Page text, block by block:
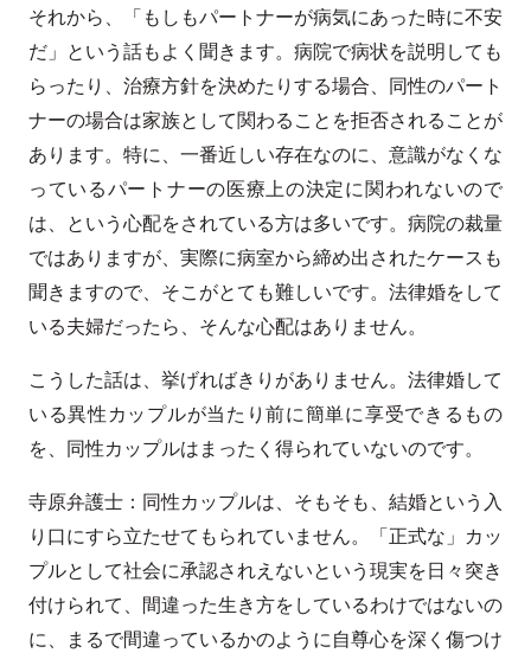
それから、「もしもパートナーが病気にあった時に不安
だ」という話もよく聞きます。病院で病状を説明しても
らったり、治療方針を決めたりする場合、同性のパート
ナーの場合は家族として関わることを拒否されることが
あります。特に、一番近しい存在なのに、意識がなくな
っているパートナーの医療上の決定に関われないので
は、という心配をされている方は多いです。病院の裁量
ではありますが、実際に病室から締め出されたケースも
聞きますので、そこがとても難しいです。法律婚をして
いる夫婦だったら、そんな心配はありません。
こうした話は、挙げればきりがありません。法律婚して
いる異性カップルが当たり前に簡単に享受できるもの
を、同性カップルはまったく得られていないのです。
寺原弁護士：同性カップルは、そもそも、結婚という入
り口にすら立たせてもられていません。「正式な」カッ
プルとして社会に承認されえないという現実を日々突き
付けられて、間違った生き方をしているわけではないの
に、まるで間違っているかのように自尊心を深く傷つけ